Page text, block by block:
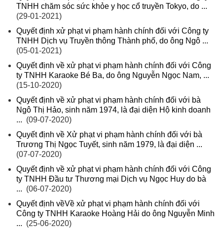
TNHH chăm sóc sức khỏe y học cổ truyền Tokyo, do ...
(29-01-2021)
Quyết định xử phạt vi phạm hành chính đối với Công ty
TNHH Dịch vụ Truyền thông Thành phố, do ông Ngô ...
(05-01-2021)
Quyết định về xử phạt vi phạm hành chính đối với Công
ty TNHH Karaoke Bé Ba, do ông Nguyễn Ngọc Nam, ...
(15-10-2020)
Quyết định về xử phạt vi phạm hành chính đối với bà
Ngô Thị Hảo, sinh năm 1974, là đại diện Hộ kinh doanh
... (09-07-2020)
Quyết định về Xử phạt vi phạm hành chính đối với bà
Trương Thị Ngọc Tuyết, sinh năm 1979, là đại diện ...
(07-07-2020)
Quyết định về xử phạt vi phạm hành chính đối với Công
ty TNHH Đầu tư Thương mại Dịch vụ Ngọc Huy do bà
... (06-07-2020)
Quyết định vềVề xử phạt vi phạm hành chính đối với
Công ty TNHH Karaoke Hoàng Hải do ông Nguyễn Minh
... (25-06-2020)